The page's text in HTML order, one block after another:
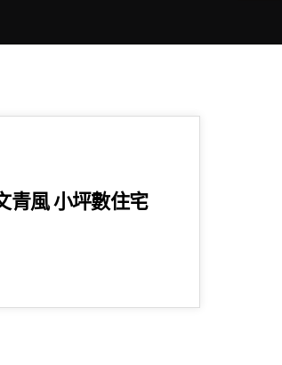
青風 小坪數住宅